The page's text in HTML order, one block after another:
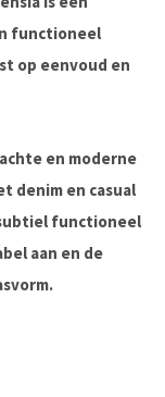
functioneel
op eenvoud en
en moderne
denim en casual
functioneel
aan en de